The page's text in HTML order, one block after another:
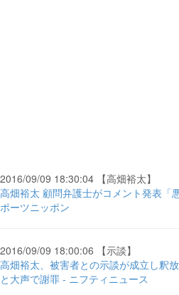
2016/09/09 18:30:04 【高畑裕太】
高畑裕太 顧問弁護士がコメント発表「
ポーツニッポン
2016/09/09 18:00:06 【示談】
高畑裕太、被害者との示談が成立し釈
と大声で謝罪 - ニフティニュース